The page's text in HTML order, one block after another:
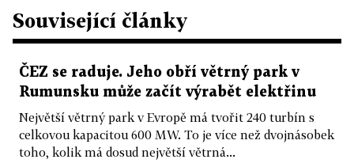
Související články
ČEZ se raduje. Jeho obří větrný park v
Rumunsku může začít výrabět elektřinu
Největší větrný park v Evropě má tvořit 240 turbín s
celkovou kapacitou 600 MW. To je více než dvojnásobek
toho, kolik má dosud největší větrná...